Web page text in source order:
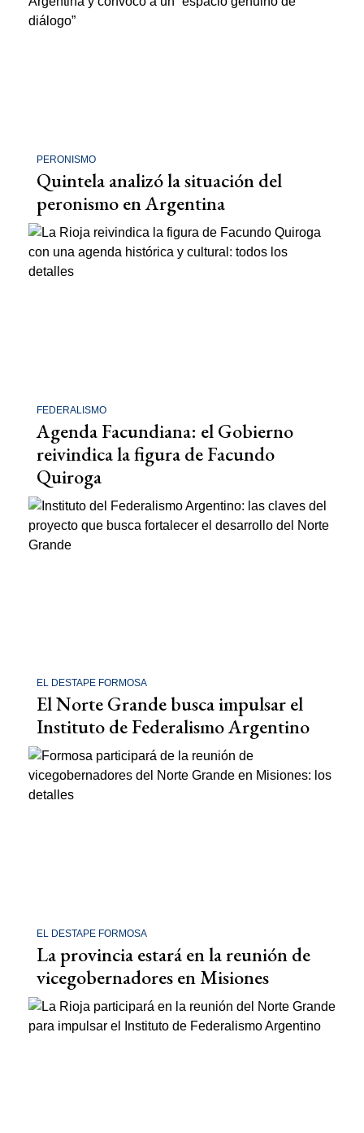
PERONISMO
Quintela analizó la situación del
peronismo en Argentina
FEDERALISMO
Agenda Facundiana: el Gobierno
reivindica la figura de Facundo
Quiroga
EL DESTAPE FORMOSA
El Norte Grande busca impulsar el
Instituto de Federalismo Argentino
EL DESTAPE FORMOSA
La provincia estará en la reunión de
vicegobernadores en Misiones